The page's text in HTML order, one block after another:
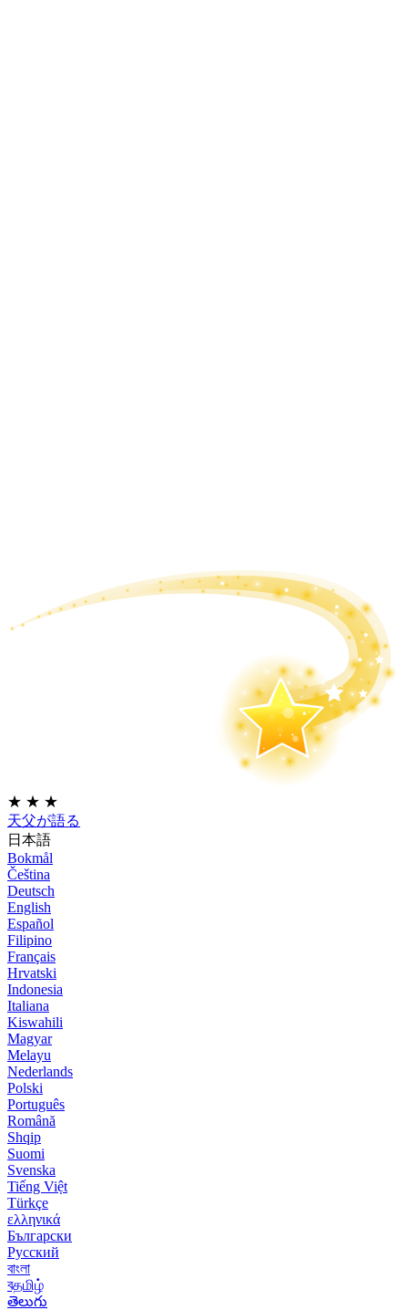
★ ★ ★
天父が語る
日本語
Bokmål
Čeština
Deutsch
English
Español
Filipino
Français
Hrvatski
Indonesia
Italiana
Kiswahili
Magyar
Melayu
Nederlands
Polski
Português
Română
Shqip
Suomi
Svenska
Tiếng Việt
Türkçe
ελληνικά
Български
Русский
বাংলা
বதமிழ்
తెలుగు